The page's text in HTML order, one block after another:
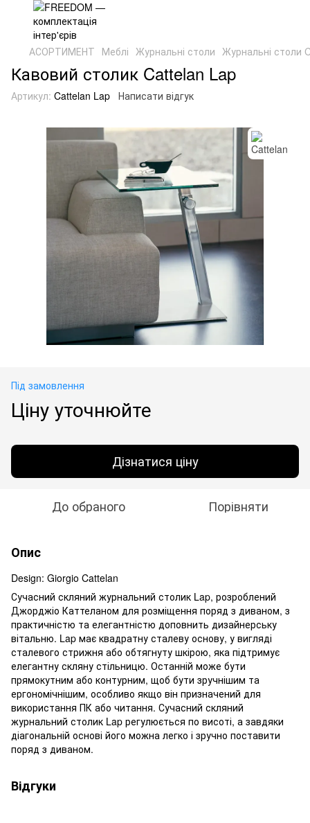
АСОРТИМЕНТ Меблі Журнальні столи Журнальні столи
Кавовий столик Cattelan Lap
Артикул: Cattelan Lap Написати відгук
Під замовлення
Ціну уточнюйте
Дізнатися ціну
До обраного Порівняти
Опис
Design: Giorgio Cattelan
Сучасний скляний журнальний столик Lap, розроблений
Джорджіо Каттеланом для розміщення поряд з диваном, з
практичністю та елегантністю доповнить дизайнерську
вітальню. Lap має квадратну сталеву основу, у вигляді
сталевого стрижня або обтягнуту шкірою, яка підтримує
елегантну скляну стільницю. Останній може бути
прямокутним або контурним, щоб бути зручнішим та
ергономічнішим, особливо якщо він призначений для
використання ПК або читання. Сучасний скляний
журнальний столик Lap регулюється по висоті, а завдяки
діагональній основі його можна легко і зручно поставити
поряд з диваном.
Відгуки